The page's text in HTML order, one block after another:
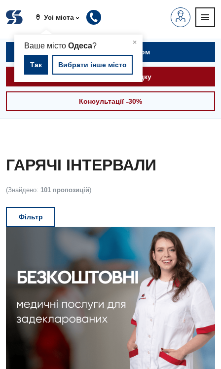
Усі міста
×
Ваше містоОдеса?
Так Вибрати інше місто
Записатися на прийом
Викликати швидку
Консультації -30%
ГАРЯЧІ ІНТЕРВАЛИ
(Знайдено: 101 пропозицій)
Фільтр